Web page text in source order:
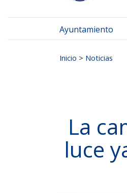
Ayuntamiento
Inicio > Noticias
La
luce